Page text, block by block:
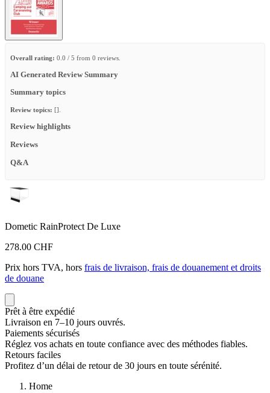
Overall rating: 0.0 / 5 from 0 reviews.
AI Generated Review Summary
Summary topics
Review topics: [].
Review highlights
Reviews
Q&A
Dometic RainProtect De Luxe
278.00 CHF
Prix hors TVA, hors frais de livraison, frais de douanement et droits
de douane
Prêt à être expédié
Livraison en 7–10 jours ouvrés.
Paiements sécurisés
Réglez vos achats en toute confiance avec des méthodes fiables.
Retours faciles
Profitez d’un délai de retour de 30 jours en toute sérénité.
Home